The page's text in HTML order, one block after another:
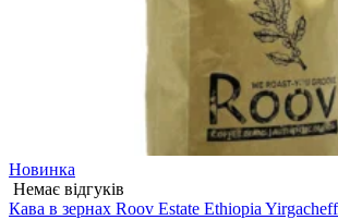
Новинка
Немає відгуків
Кава в зернах Roov Estate Ethiopia